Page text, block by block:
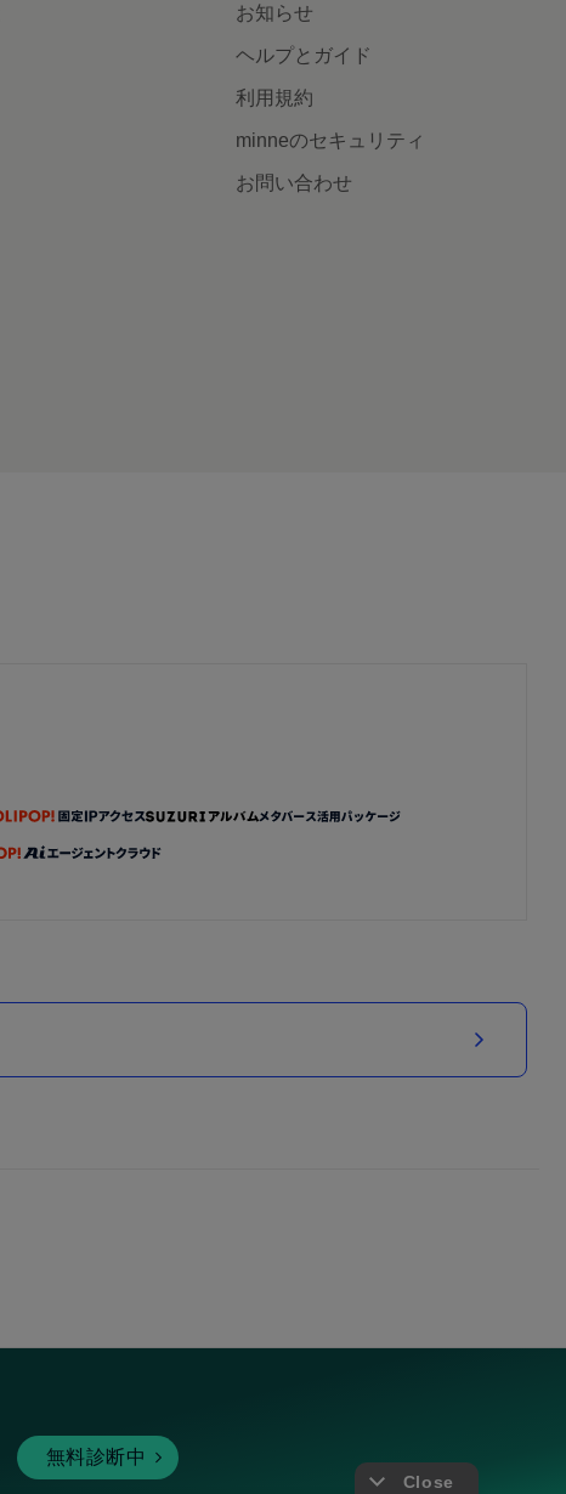
お知らせ
ヘルプとガイド
利用規約
minneのセキュリティ
お問い合わせ
無料診断中